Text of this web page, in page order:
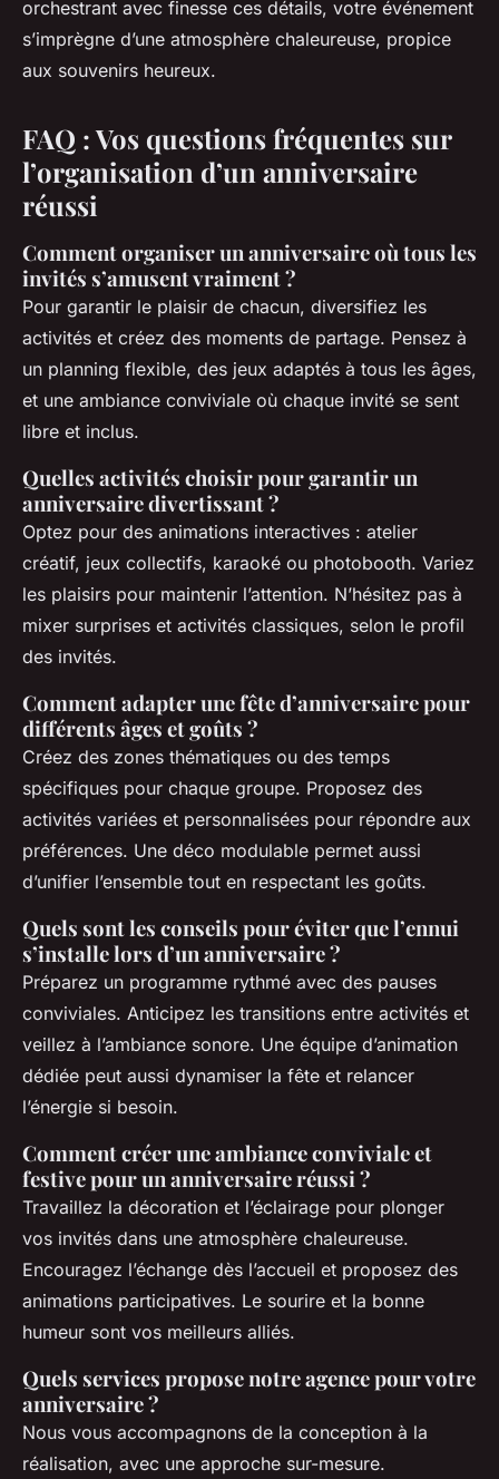
orchestrant avec finesse ces détails, votre événement
s’imprègne d’une atmosphère chaleureuse, propice
aux souvenirs heureux.
FAQ : Vos questions fréquentes sur
l’organisation d’un anniversaire
réussi
Comment organiser un anniversaire où tous les
invités s’amusent vraiment ?
Pour garantir le plaisir de chacun, diversifiez les
activités et créez des moments de partage. Pensez à
un planning flexible, des jeux adaptés à tous les âges,
et une ambiance conviviale où chaque invité se sent
libre et inclus.
Quelles activités choisir pour garantir un
anniversaire divertissant ?
Optez pour des animations interactives : atelier
créatif, jeux collectifs, karaoké ou photobooth. Variez
les plaisirs pour maintenir l’attention. N’hésitez pas à
mixer surprises et activités classiques, selon le profil
des invités.
Comment adapter une fête d’anniversaire pour
différents âges et goûts ?
Créez des zones thématiques ou des temps
spécifiques pour chaque groupe. Proposez des
activités variées et personnalisées pour répondre aux
préférences. Une déco modulable permet aussi
d’unifier l’ensemble tout en respectant les goûts.
Quels sont les conseils pour éviter que l’ennui
s’installe lors d’un anniversaire ?
Préparez un programme rythmé avec des pauses
conviviales. Anticipez les transitions entre activités et
veillez à l’ambiance sonore. Une équipe d’animation
dédiée peut aussi dynamiser la fête et relancer
l’énergie si besoin.
Comment créer une ambiance conviviale et
festive pour un anniversaire réussi ?
Travaillez la décoration et l’éclairage pour plonger
vos invités dans une atmosphère chaleureuse.
Encouragez l’échange dès l’accueil et proposez des
animations participatives. Le sourire et la bonne
humeur sont vos meilleurs alliés.
Quels services propose notre agence pour votre
anniversaire ?
Nous vous accompagnons de la conception à la
réalisation, avec une approche sur-mesure.